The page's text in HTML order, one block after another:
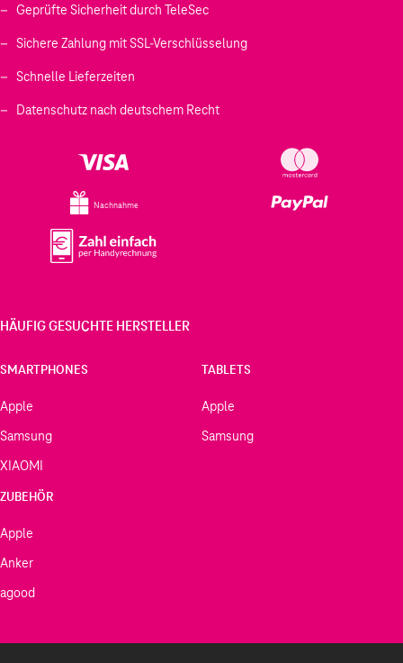
Geprüfte Sicherheit durch TeleSec
Sichere Zahlung mit SSL-Verschlüsselung
Schnelle Lieferzeiten
Datenschutz nach deutschem Recht
Nachnahme
HÄUFIG GESUCHTE HERSTELLER
SMARTPHONES
Apple
Samsung
XIAOMI
TABLETS
Apple
Samsung
ZUBEHÖR
Apple
Anker
agood